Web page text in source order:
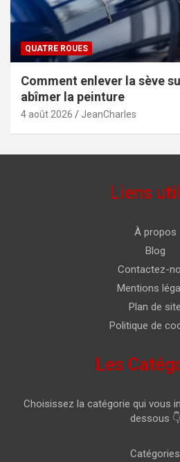
QUATRE ROUES
Comment enlever la sève
abîmer la peinture
4 août 2026 JeanCharles
Liens
À propos
Blog
Contactez-
Mentions
Plan de site
Politique de
Les
Choisissez la catégorie qui vous
dessous 👇
Catégories